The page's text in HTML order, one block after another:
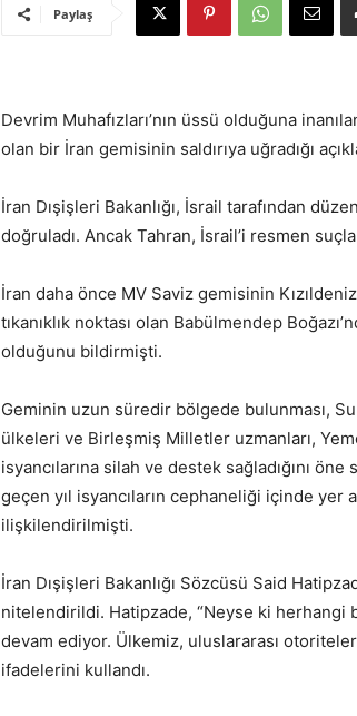
Paylaş
Devrim Muhafızları’nın üssü olduğuna
olan bir İran gemisinin saldırıya uğradığı
İran Dışişleri Bakanlığı, İsrail tarafından
doğruladı. Ancak Tahran, İsrail’i resmen
İran daha önce MV Saviz gemisinin
tıkanıklık noktası olan Babülmendep
olduğunu bildirmişti.
Geminin uzun süredir bölgede bulunması,
ülkeleri ve Birleşmiş Milletler uzmanları,
isyancılarına silah ve destek sağladığını
geçen yıl isyancıların cephaneliği içinde yer
ilişkilendirilmişti.
İran Dışişleri Bakanlığı Sözcüsü Said
nitelendirildi. Hatipzade, “Neyse ki
devam ediyor. Ülkemiz, uluslararası
ifadelerini kullandı.